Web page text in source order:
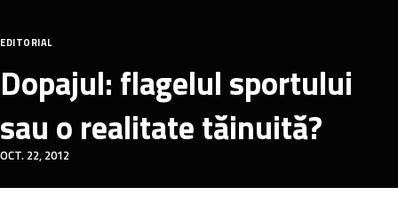
EDITORIAL
Dopajul: flagelul sportului
sau o realitate tăinuită?
OCT. 22, 2012